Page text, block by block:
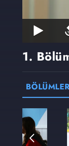
1.
BÖLÜMLER